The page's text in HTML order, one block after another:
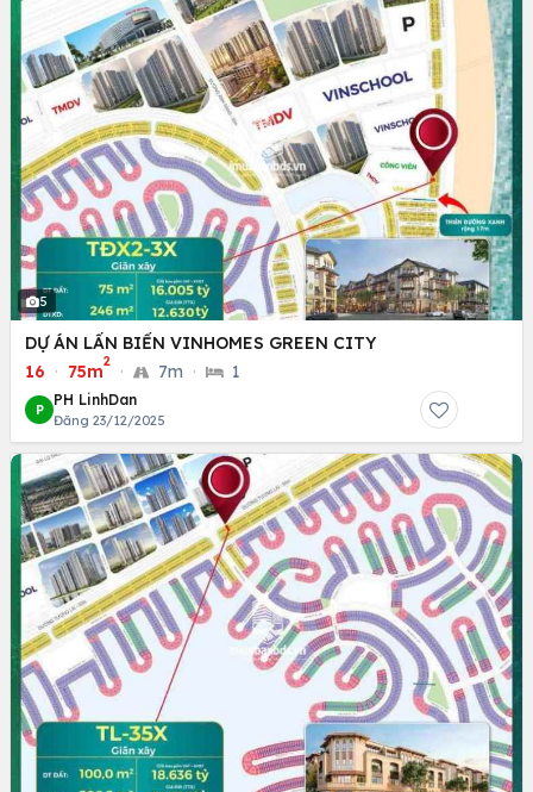
5
DỰ ÁN LẤN BIỂN VINHOMES GREEN CITY
16 · 75m
2
· 7m · 1
P
PH LinhDan
Đăng 23/12/2025